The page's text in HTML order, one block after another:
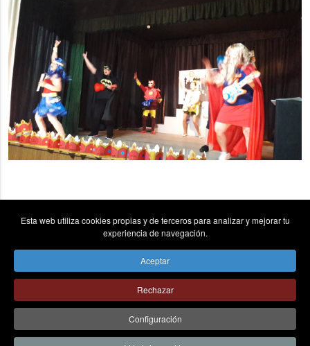
vpn_key place send
© Colegio la Asunción Ponferrada - Todos los derechos
reservados - C/ La Asunción Nº6, 24403 Ponferrada (León).
AVISO LEGAL | CANAL DE COMUNICACIÓN
Esta web utiliza cookies propias y de terceros para analizar y mejorar tu
experiencia de navegación.
Aceptar
Rechazar
Configuración